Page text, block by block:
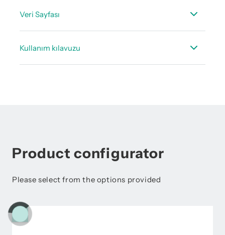
Veri Sayfası
Kullanım kılavuzu
Product configurator
Please select from the options provided